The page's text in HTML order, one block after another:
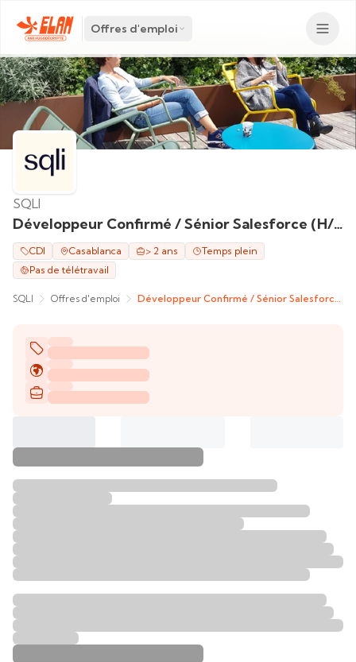
Offres d'emploi
Développeur Confirmé / Sénior Salesforce (H/F)
SQLI
CDI Casablanca > 2 ans
Temps plein
Pas de télétravail
SQLI Offres d'emploi Développeur Confirmé / Sénior Salesforce (H/F)